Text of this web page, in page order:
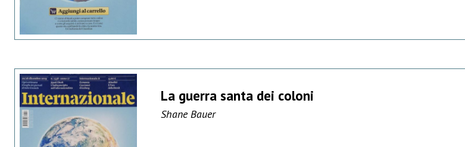
La guerra santa dei coloni
Shane Bauer